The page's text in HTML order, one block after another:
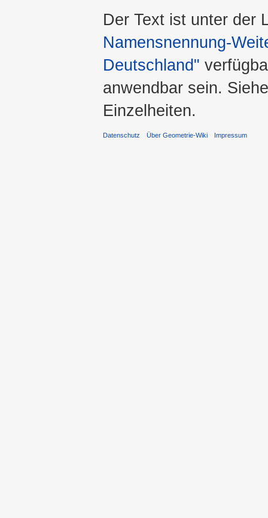
Der Text ist unter der
Namensnennung-
Deutschland"
anwendbar sein.
Einzelheiten.
Datenschutz Über Geometrie-Wiki Impressum